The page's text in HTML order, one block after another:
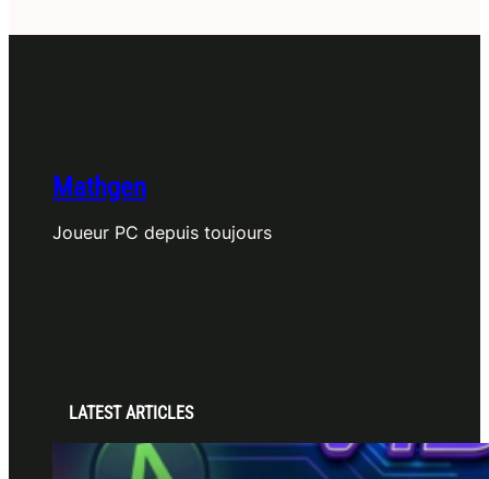
Mathgen
Joueur PC depuis toujours
LATEST ARTICLES